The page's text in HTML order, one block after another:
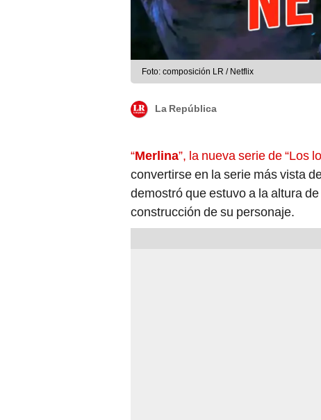
Foto: composición LR / Netflix
La República
“Merlina”, la nueva serie de “Los
convertirse en la serie más vista
demostró que estuvo a la altura
construcción de su personaje.